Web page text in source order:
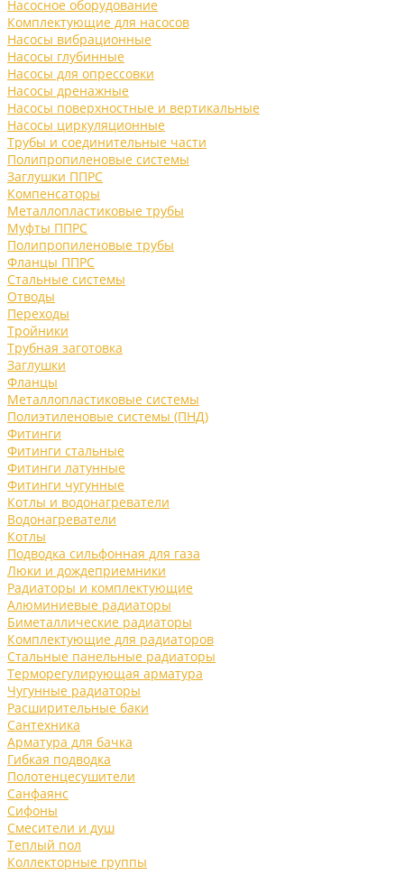
Насосное оборудование
Комплектующие для насосов
Насосы вибрационные
Насосы глубинные
Насосы для опрессовки
Насосы дренажные
Насосы поверхностные и вертикальные
Насосы циркуляционные
Трубы и соединительные части
Полипропиленовые системы
Заглушки ППРС
Компенсаторы
Металлопластиковые трубы
Муфты ППРС
Полипропиленовые трубы
Фланцы ППРС
Стальные системы
Отводы
Переходы
Тройники
Трубная заготовка
Заглушки
Фланцы
Металлопластиковые системы
Полиэтиленовые системы (ПНД)
Фитинги
Фитинги стальные
Фитинги латунные
Фитинги чугунные
Котлы и водонагреватели
Водонагреватели
Котлы
Подводка сильфонная для газа
Люки и дождеприемники
Радиаторы и комплектующие
Алюминиевые радиаторы
Биметаллические радиаторы
Комплектующие для радиаторов
Стальные панельные радиаторы
Терморегулирующая арматура
Чугунные радиаторы
Расширительные баки
Сантехника
Арматура для бачка
Гибкая подводка
Полотенцесушители
Санфаянс
Сифоны
Смесители и душ
Теплый пол
Коллекторные группы